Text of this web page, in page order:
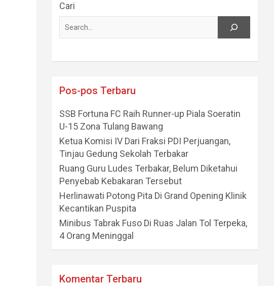
Cari
Pos-pos Terbaru
SSB Fortuna FC Raih Runner-up Piala Soeratin
U-15 Zona Tulang Bawang
Ketua Komisi IV Dari Fraksi PDI Perjuangan,
Tinjau Gedung Sekolah Terbakar
Ruang Guru Ludes Terbakar, Belum Diketahui
Penyebab Kebakaran Tersebut
Herlinawati Potong Pita Di Grand Opening Klinik
Kecantikan Puspita
Minibus Tabrak Fuso Di Ruas Jalan Tol Terpeka,
4 Orang Meninggal
Komentar Terbaru